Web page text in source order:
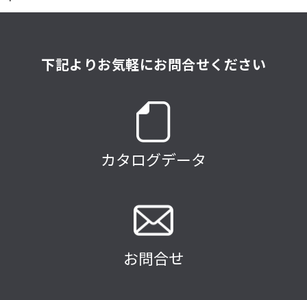
下記よりお気軽にお問合せください
カタログデータ
お問合せ